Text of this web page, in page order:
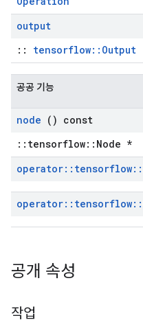
output
:: tensorflow::Output
공공 기능
node () const
::tensorflow::Node *
operator:: tensorflow::
operator:: tensorflow::
공개 속성
작업